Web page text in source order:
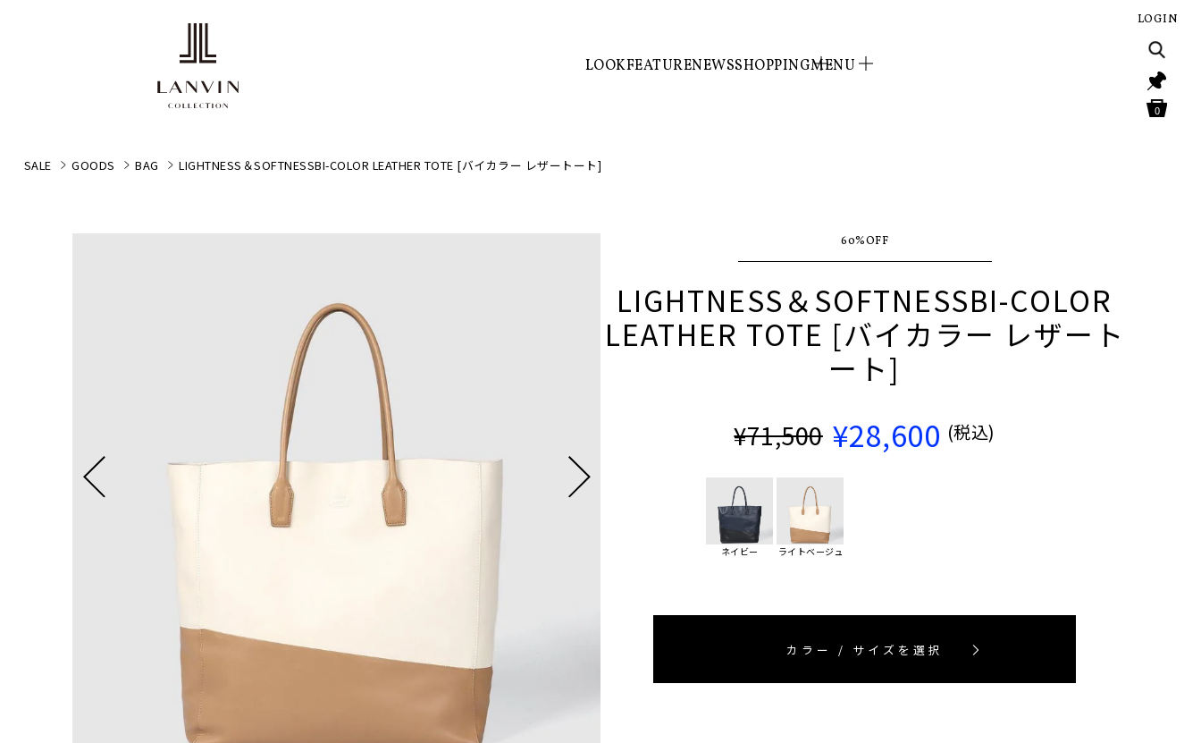
LOOKFEATURENEWSSHOPPINGMENU
LOGIN
0
SALE GOODS BAG LIGHTNESS＆SOFTNESSBI-COLOR LEATHER TOTE [バイカラー レザートート]
60%OFF
LIGHTNESS＆SOFTNESSBI-COLOR
LEATHER TOTE [バイカラー レザート
ート]
¥71,500 ¥28,600 (税込)
ネイビー ライトベージュ
カラー / サイズを選択